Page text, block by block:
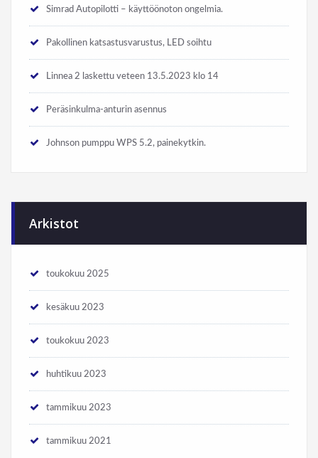
Simrad Autopilotti – käyttöönoton ongelmia.
Pakollinen katsastusvarustus, LED soihtu
Linnea 2 laskettu veteen 13.5.2023 klo 14
Peräsinkulma-anturin asennus
Johnson pumppu WPS 5.2, painekytkin.
Arkistot
toukokuu 2025
kesäkuu 2023
toukokuu 2023
huhtikuu 2023
tammikuu 2023
tammikuu 2021